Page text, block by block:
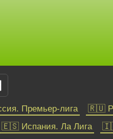
Премьер-лига 🇷🇺
🇪🇸 Испания. Ла Лига